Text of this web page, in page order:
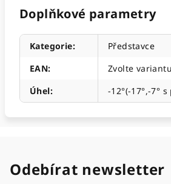
Doplňkové parametry
Kategorie:
Představce
EAN:
Zvolte variantu
Úhel: -12°(-17°,-7°
Odebírat newsletter